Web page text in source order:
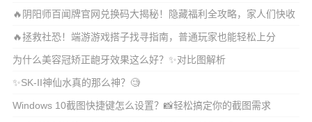
🔥阴阳师百闻牌官网兑换码大揭秘！隐藏福利全攻略，家人们快收
藏！
🔥拯救社恐！端游游戏搭子找寻指南，普通玩家也能轻松上分
为什么美容冠矫正龅牙效果这么好？✨对比图解析
✨SK-II神仙水真的那么神？🧐
Windows 10截图快捷键怎么设置？📸轻松搞定你的截图需求